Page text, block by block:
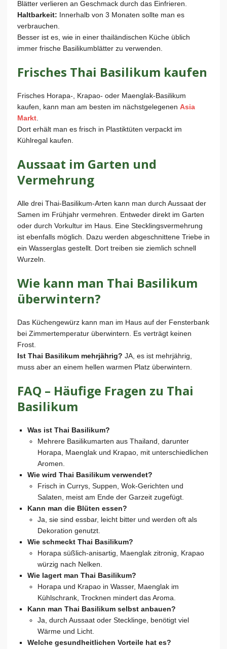
Blätter verlieren an Geschmack durch das Einfrieren.
Haltbarkeit: Innerhalb von 3 Monaten sollte man es
verbrauchen.
Besser ist es, wie in einer thailändischen Küche üblich
immer frische Basilikumblätter zu verwenden.
Frisches Thai Basilikum kaufen
Frisches Horapa-, Krapao- oder Maenglak-Basilikum
kaufen, kann man am besten im nächstgelegenen Asia
Markt
Dort erhält man es frisch in Plastiktüten verpackt im
Kühlregal kaufen.
Aussaat im Garten und
Vermehrung
Alle drei Thai-Basilikum-Arten kann man durch Aussaat der
Samen im Frühjahr vermehren. Entweder direkt im Garten
oder durch Vorkultur im Haus. Eine Stecklingsvermehrung
ist ebenfalls möglich. Dazu werden abgeschnittene Triebe in
ein Wasserglas gestellt. Dort treiben sie ziemlich schnell
Wurzeln.
Wie kann man Thai Basilikum
überwintern?
Das Küchengewürz kann man im Haus auf der Fensterbank
bei Zimmertemperatur überwintern. Es verträgt keinen
Frost.
Ist Thai Basilikum mehrjährig? JA, es ist mehrjährig,
muss aber an einem hellen warmen Platz überwintern.
FAQ – Häufige Fragen zu Thai
Basilikum
Was ist Thai Basilikum?
Mehrere Basilikumarten aus Thailand, darunter
Horapa, Maenglak und Krapao, mit unterschiedlichen
Aromen.
Wie wird Thai Basilikum verwendet?
Frisch in Currys, Suppen, Wok-Gerichten und
Salaten, meist am Ende der Garzeit zugefügt.
Kann man die Blüten essen?
Ja, sie sind essbar, leicht bitter und werden oft als
Dekoration genutzt.
Wie schmeckt Thai Basilikum?
Horapa süßlich-anisartig, Maenglak zitronig, Krapao
würzig nach Nelken.
Wie lagert man Thai Basilikum?
Horapa und Krapao in Wasser, Maenglak im
Kühlschrank, Trocknen mindert das Aroma.
Kann man Thai Basilikum selbst anbauen?
Ja, durch Aussaat oder Stecklinge, benötigt viel
Wärme und Licht.
Welche gesundheitlichen Vorteile hat es?